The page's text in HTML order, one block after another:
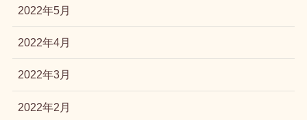
2022年5月
2022年4月
2022年3月
2022年2月